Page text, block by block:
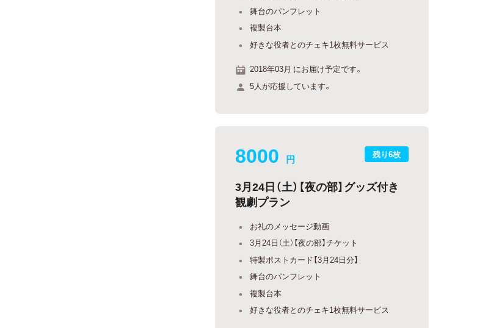
舞台のパンフレット
複製台本
好きな役者とのチェキ1枚無料サービス
2018年03月 にお届け予定です。
5人が応援しています。
残り6枚
8000 円
3月24日（土）【夜の部】グッズ付き
観劇プラン
お礼のメッセージ動画
3月24日（土）【夜の部】チケット
特製ポストカード【3月24日分】
舞台のパンフレット
複製台本
好きな役者とのチェキ1枚無料サービス